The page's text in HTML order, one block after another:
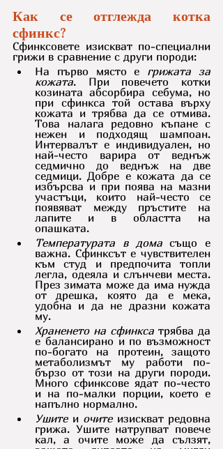
Как се отглежда котка
сфинкс?
Сфинксовете изискват по-специални
грижи в сравнение с други породи:
На първо място е грижата за
кожата. При повечето котки
козината абсорбира себума, но
при сфинкса той остава върху
кожата и трябва да се отмива.
Това налага редовно къпане с
нежен и подходящ шампоан.
Интервалът е индивидуален, но
най-често варира от веднъж
седмично до веднъж на две
седмици. Добре е кожата да се
избърсва и при поява на мазни
участъци, които най-често се
появяват между пръстите на
лапите и в областта на
опашката.
Температурата в дома също е
важна. Сфинксът е чувствителен
към студ и предпочита топли
легла, одеяла и слънчеви места.
През зимата може да има нужда
от дрешка, която да е мека,
удобна и да не дразни кожата
му.
Храненето на сфинкса трябва да
е балансирано и по възможност
по-богато на протеин, защото
метаболизмът му работи по-
бързо от този на други породи.
Много сфинксове ядат по-често
и на по-малки порции, което е
напълно нормално.
Ушите и очите изискват редовна
грижа. Ушите натрупват повече
кал, а очите може да сълзят,